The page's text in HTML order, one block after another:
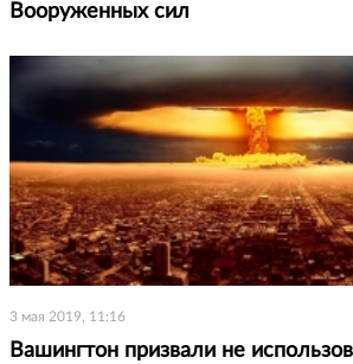
Вооруженных сил
3 мая 2019, 11:16
Вашингтон призвали не